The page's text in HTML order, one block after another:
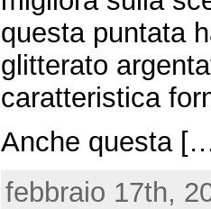
questa puntata
glitterato
caratteristica
Anche questa
febbraio 17th,